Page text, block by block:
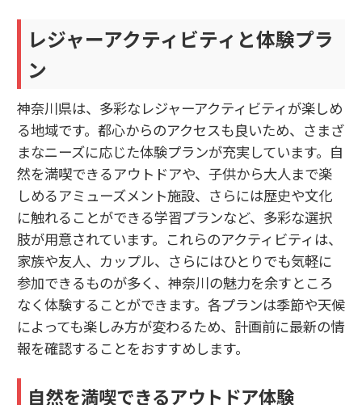
レジャーアクティビティと体験プラ
ン
神奈川県は、多彩なレジャーアクティビティが楽しめ
る地域です。都心からのアクセスも良いため、さまざ
まなニーズに応じた体験プランが充実しています。自
然を満喫できるアウトドアや、子供から大人まで楽
しめるアミューズメント施設、さらには歴史や文化
に触れることができる学習プランなど、多彩な選択
肢が用意されています。これらのアクティビティは、
家族や友人、カップル、さらにはひとりでも気軽に
参加できるものが多く、神奈川の魅力を余すところ
なく体験することができます。各プランは季節や天候
によっても楽しみ方が変わるため、計画前に最新の情
報を確認することをおすすめします。
自然を満喫できるアウトドア体験